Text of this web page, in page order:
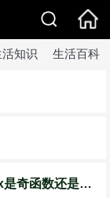
知识 生活百科
sin(cosx)是奇函数还是偶函数arcsincosx是奇函数还是偶函数